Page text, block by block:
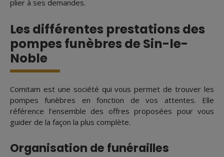
plier à ses demandes.
Les différentes prestations des
pompes funèbres de Sin-le-
Noble
Comitam est une société qui vous permet de trouver les
pompes funèbres en fonction de vos attentes. Elle
référence l’ensemble des offres proposées pour vous
guider de la façon la plus complète.
Organisation de funérailles